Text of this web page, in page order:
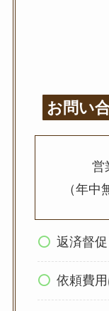
お問い
営
（年
返済督
依頼費